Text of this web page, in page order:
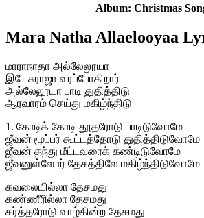
Album: Christmas
Mara Natha Allaelooyaa
மாராநாதா அல்லேலூயா
இயேசுராஜா வரப்போகிறார்
அல்லேலூயா பாடி துதித்திடு
ஆரவாரம் செய்து மகிழ்ந்திடு
1. கோடிக் கோடி தூதரோடு பாடிடுவோமே
ஜீவன் மூப்பர் கூட்டத்தோடு துதித்திடுவோமே
ஜீவன் தந்து மீட்டவரைக் கண்டிடுவோமே
ஜீவனுள்ளோர் தேசத்திலே மகிழ்ந்திடுவோமே
கவலையில்லா தேசமது
கண்ணீரில்லா தேசமது
கர்த்தரோடு வாழ்கின்ற தேசமது